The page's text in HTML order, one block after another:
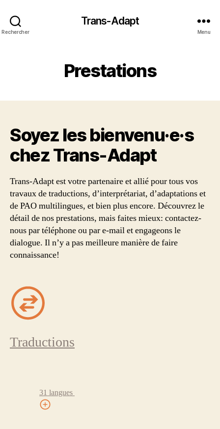
Rechercher
Trans-Adapt
Menu
Prestations
Soyez les bienvenu·e·s
chez Trans‑Adapt
Trans-Adapt est votre partenaire et allié pour tous vos
travaux de traductions, d’interprétariat, d’adaptations et
de PAO multilingues, et bien plus encore. Découvrez le
détail de nos prestations, mais faites mieux: contactez-
nous par téléphone ou par e-mail et engageons le
dialogue. Il n’y a pas meilleure manière de faire
connaissance!
Traductions
31 langues